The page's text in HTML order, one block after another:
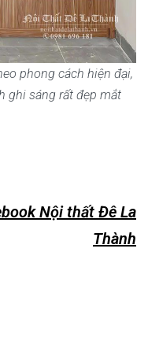
phong cách hiện đại,
ghi sáng rất đẹp mắt
Nội thất Đê La
Thành